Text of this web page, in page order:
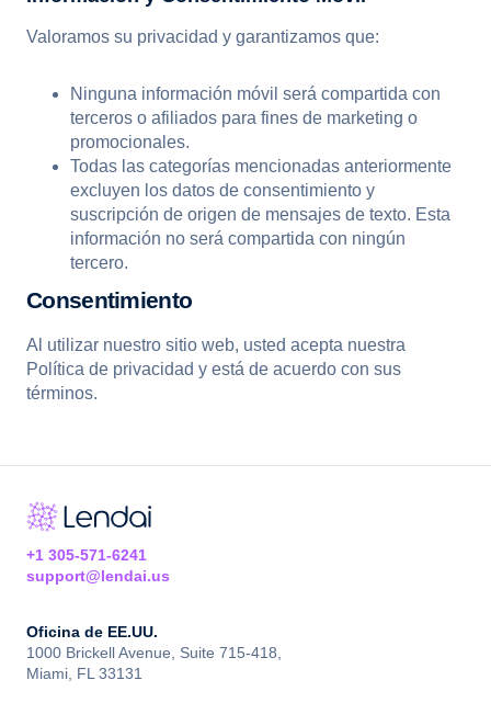
Valoramos su privacidad y garantizamos que:
Ninguna información móvil será compartida con
terceros o afiliados para fines de marketing o
promocionales.
Todas las categorías mencionadas anteriormente
excluyen los datos de consentimiento y
suscripción de origen de mensajes de texto. Esta
información no será compartida con ningún
tercero.
Consentimiento
Al utilizar nuestro sitio web, usted acepta nuestra
Política de privacidad y está de acuerdo con sus
términos.
+1 305-571-6241
support@lendai.us
Oficina de EE.UU.
1000 Brickell Avenue, Suite 715-418,
Miami, FL 33131